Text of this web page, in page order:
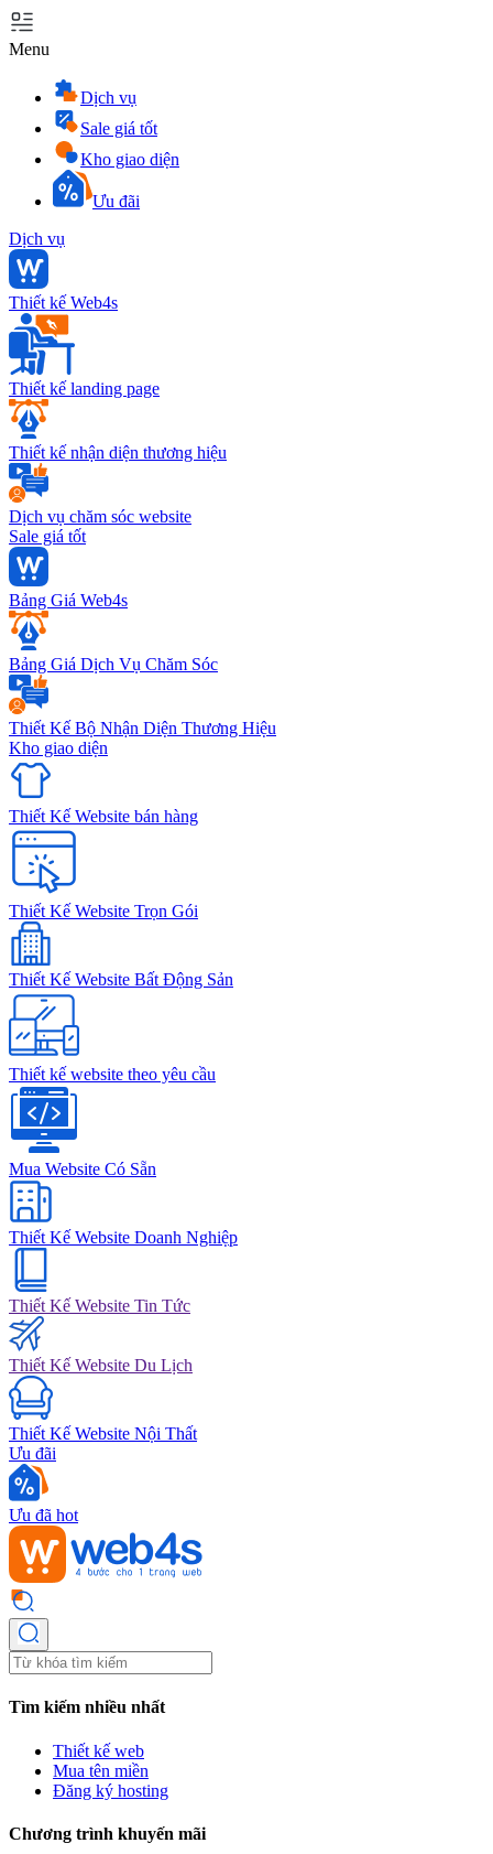
Menu
Dịch vụ
Sale giá tốt
Kho giao diện
Ưu đãi
Dịch vụ
Thiết kế Web4s
Thiết kế landing page
Thiết kế nhận diện thương hiệu
Dịch vụ chăm sóc website
Sale giá tốt
Bảng Giá Web4s
Bảng Giá Dịch Vụ Chăm Sóc
Thiết Kế Bộ Nhận Diện Thương Hiệu
Kho giao diện
Thiết Kế Website bán hàng
Thiết Kế Website Trọn Gói
Thiết Kế Website Bất Động Sản
Thiết kế website theo yêu cầu
Mua Website Có Sẵn
Thiết Kế Website Doanh Nghiệp
Thiết Kế Website Tin Tức
Thiết Kế Website Du Lịch
Thiết Kế Website Nội Thất
Ưu đãi
Ưu đã hot
Tìm kiếm nhiều nhất
Thiết kế web
Mua tên miền
Đăng ký hosting
Chương trình khuyến mãi